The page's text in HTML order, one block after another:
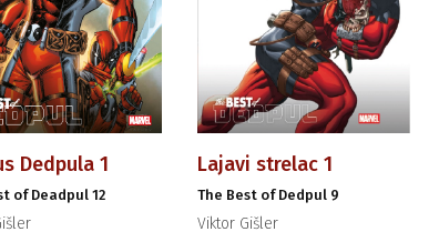
Dedpula 1
of Deadpul 12
Lajavi strelac 1
The Best of Dedpul 9
Viktor Gišler